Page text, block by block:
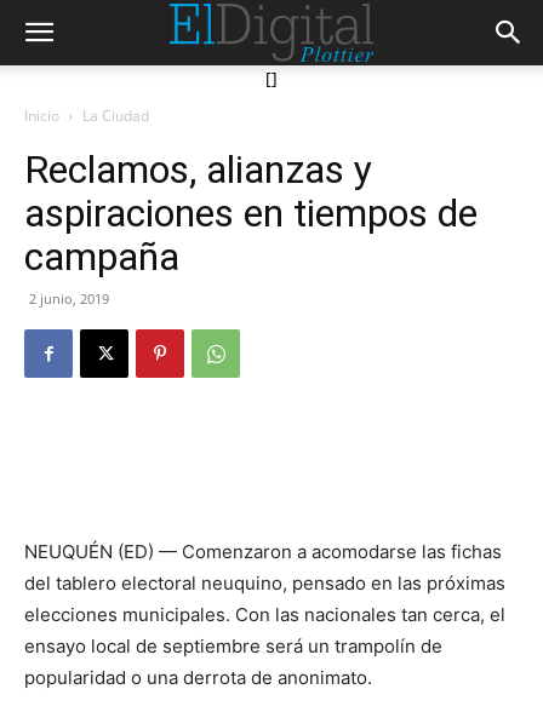
[]
Inicio La Ciudad
Reclamos, alianzas y
aspiraciones en tiempos de
campaña
2 junio, 2019
NEUQUÉN (ED) — Comenzaron a acomodarse las fichas
del tablero electoral neuquino, pensado en las próximas
elecciones municipales. Con las nacionales tan cerca, el
ensayo local de septiembre será un trampolín de
popularidad o una derrota de anonimato.